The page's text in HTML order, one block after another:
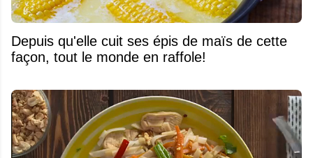
Depuis qu'elle cuit ses épis de maïs de cette
façon, tout le monde en raffole!